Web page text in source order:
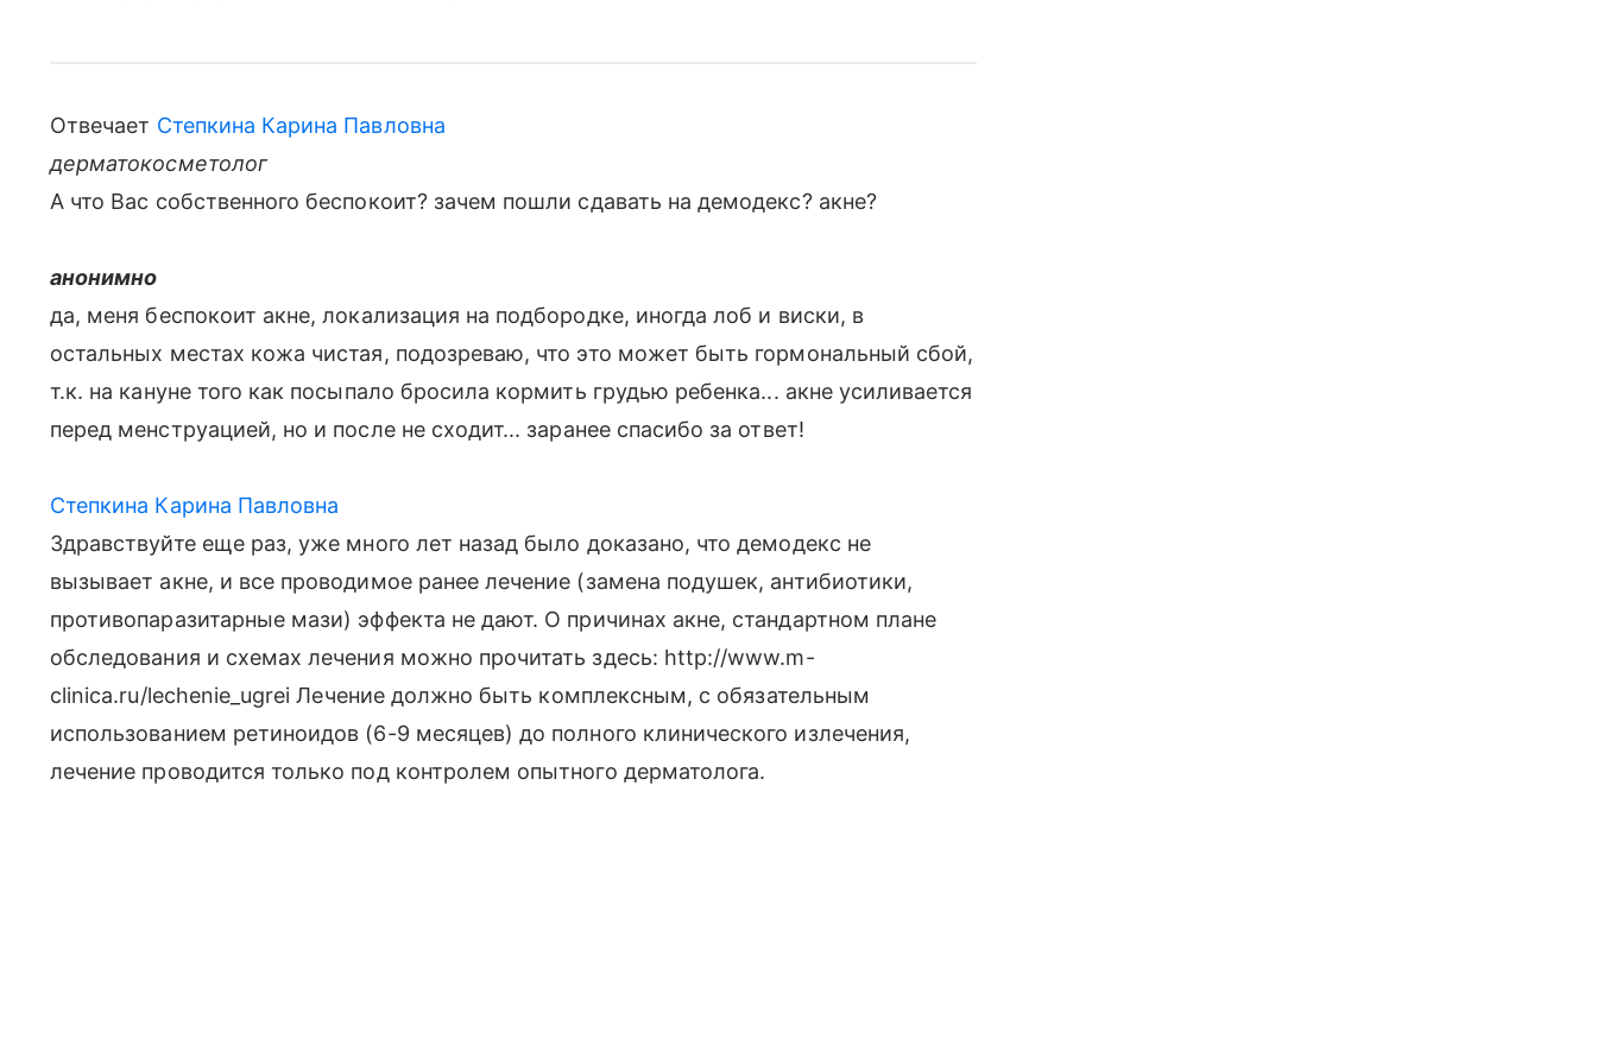
Отвечает Степкина Карина Павловна
дерматокосметолог
А что Вас собственного беспокоит? зачем пошли сдавать на демодекс? акне?
анонимно
да, меня беспокоит акне, локализация на подбородке, иногда лоб и виски, в
остальных местах кожа чистая, подозреваю, что это может быть гормональный сбой,
т.к. на кануне того как посыпало бросила кормить грудью ребенка... акне усиливается
перед менструацией, но и после не сходит... заранее спасибо за ответ!
Степкина Карина Павловна
Здравствуйте еще раз, уже много лет назад было доказано, что демодекс не
вызывает акне, и все проводимое ранее лечение (замена подушек, антибиотики,
противопаразитарные мази) эффекта не дают. О причинах акне, стандартном плане
обследования и схемах лечения можно прочитать здесь: http://www.m-
clinica.ru/lechenie_ugrei Лечение должно быть комплексным, с обязательным
использованием ретиноидов (6-9 месяцев) до полного клинического излечения,
лечение проводится только под контролем опытного дерматолога.